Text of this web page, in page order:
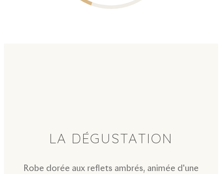
LA DÉGUSTATION
Robe dorée aux reflets ambrés, animée d'une